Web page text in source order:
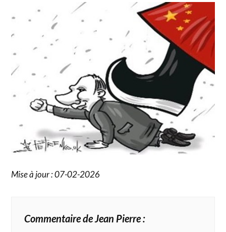
Mise à jour : 07-02-2026
Commentaire de Jean Pierre :